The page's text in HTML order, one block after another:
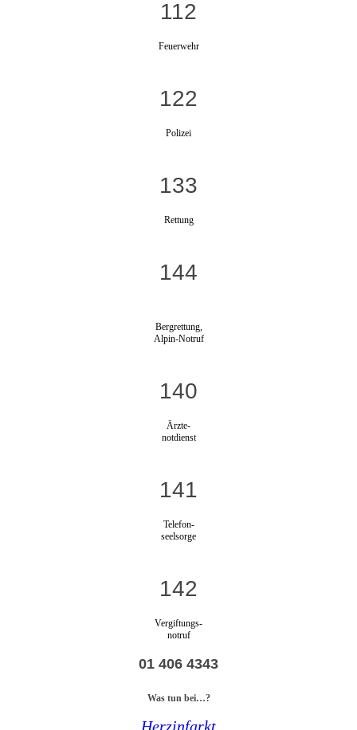
112
Feuerwehr
122
Polizei
133
Rettung
144
Bergrettung,
Alpin-Notruf
140
Ärzte-
notdienst
141
Telefon-
seelsorge
142
Vergiftungs-
notruf
01 406 4343
Was tun bei…?
Herzinfarkt